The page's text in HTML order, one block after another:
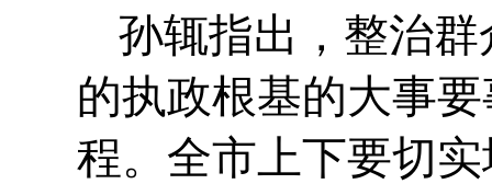
孙辄指出，整治
的执政根基的大事
程。全市上下要切